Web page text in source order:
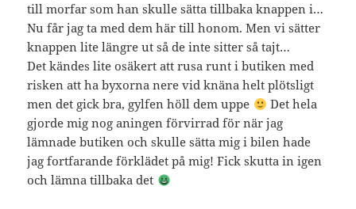
till morfar som han skulle sätta tillbaka knappen i…
Nu får jag ta med dem här till honom. Men vi sätter
knappen lite längre ut så de inte sitter så tajt…
Det kändes lite osäkert att rusa runt i butiken med
risken att ha byxorna nere vid knäna helt plötsligt
men det gick bra, gylfen höll dem uppe
Det hela
gjorde mig nog aningen förvirrad för när jag
lämnade butiken och skulle sätta mig i bilen hade
jag fortfarande förklädet på mig! Fick skutta in igen
och lämna tillbaka det